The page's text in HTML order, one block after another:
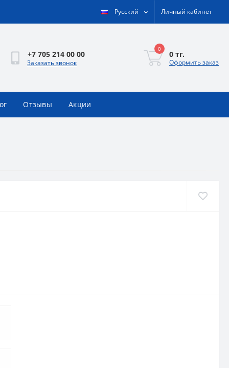
Русский Личный кабинет
+7 705 214 00 00
Заказать звонок
0
0 тг.
Оформить заказ
Отзывы Акции